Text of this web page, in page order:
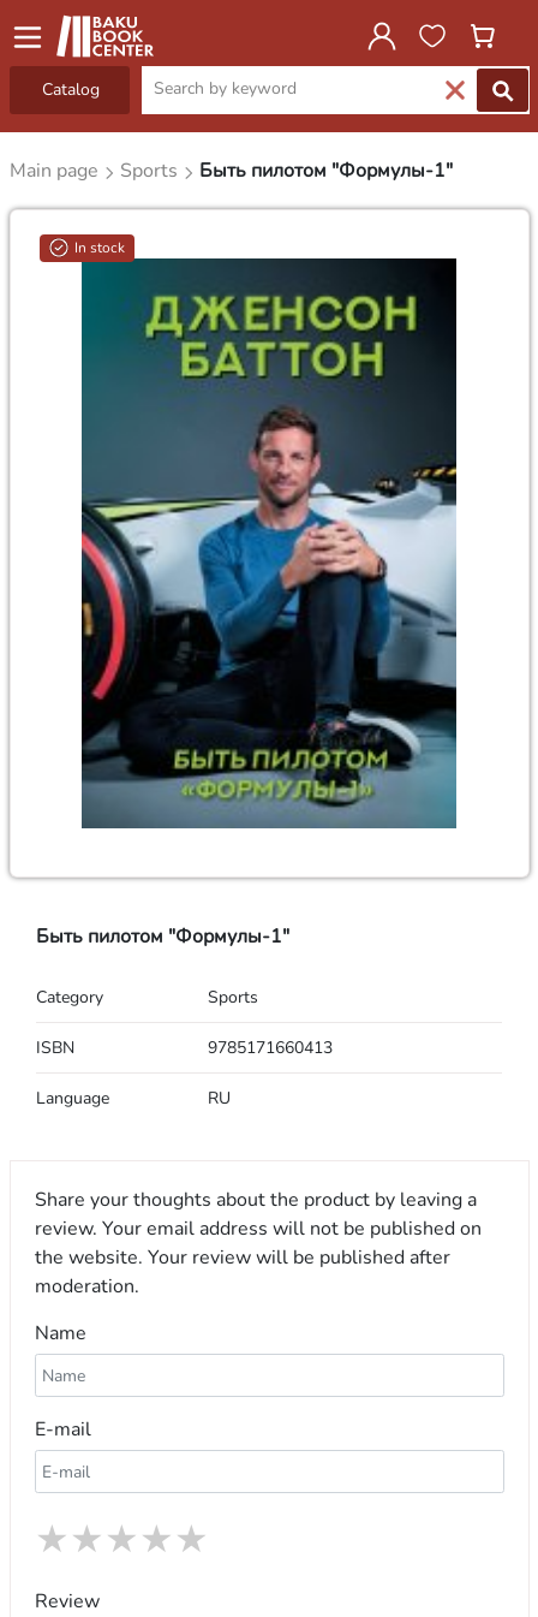
Catalog
Main page Sports Быть пилотом "Формулы-1"
In stock
Быть пилотом "Формулы-1"
Category Sports
ISBN 9785171660413
Language RU
Share your thoughts about the product by leaving a
review. Your email address will not be published on
the website. Your review will be published after
moderation.
Name
E-mail
★
★
★
★
★
Review